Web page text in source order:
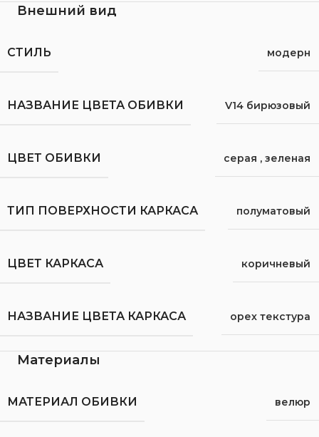
Внешний вид
СТИЛЬ модерн
НАЗВАНИЕ ЦВЕТА ОБИВКИ V14 бирюзовый
ЦВЕТ ОБИВКИ серая , зеленая
ТИП ПОВЕРХНОСТИ КАРКАСА полуматовый
ЦВЕТ КАРКАСА коричневый
НАЗВАНИЕ ЦВЕТА КАРКАСА орех текстура
Материалы
МАТЕРИАЛ ОБИВКИ велюр